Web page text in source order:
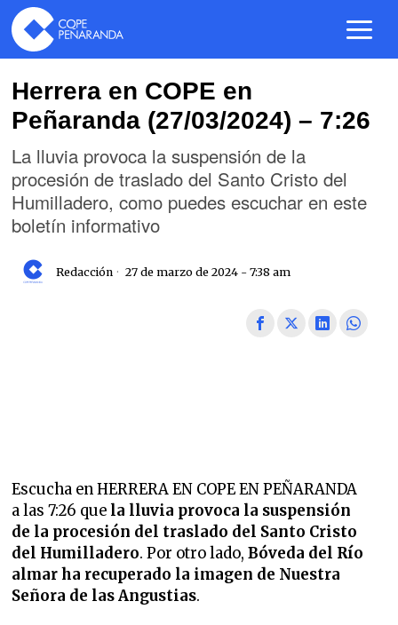
Herrera en COPE en
Peñaranda (27/03/2024) – 7:26
La lluvia provoca la suspensión de la
procesión de traslado del Santo Cristo del
Humilladero, como puedes escuchar en este
boletín informativo
Redacción 27 de marzo de 2024 - 7:38 am
Escucha en HERRERA EN COPE EN PEÑARANDA
a las 7:26 que la lluvia provoca la suspensión
de la procesión del traslado del Santo Cristo
del Humilladero. Por otro lado,Bóveda del Río
almar ha recuperado la imagen de Nuestra
Señora de las Angustias.